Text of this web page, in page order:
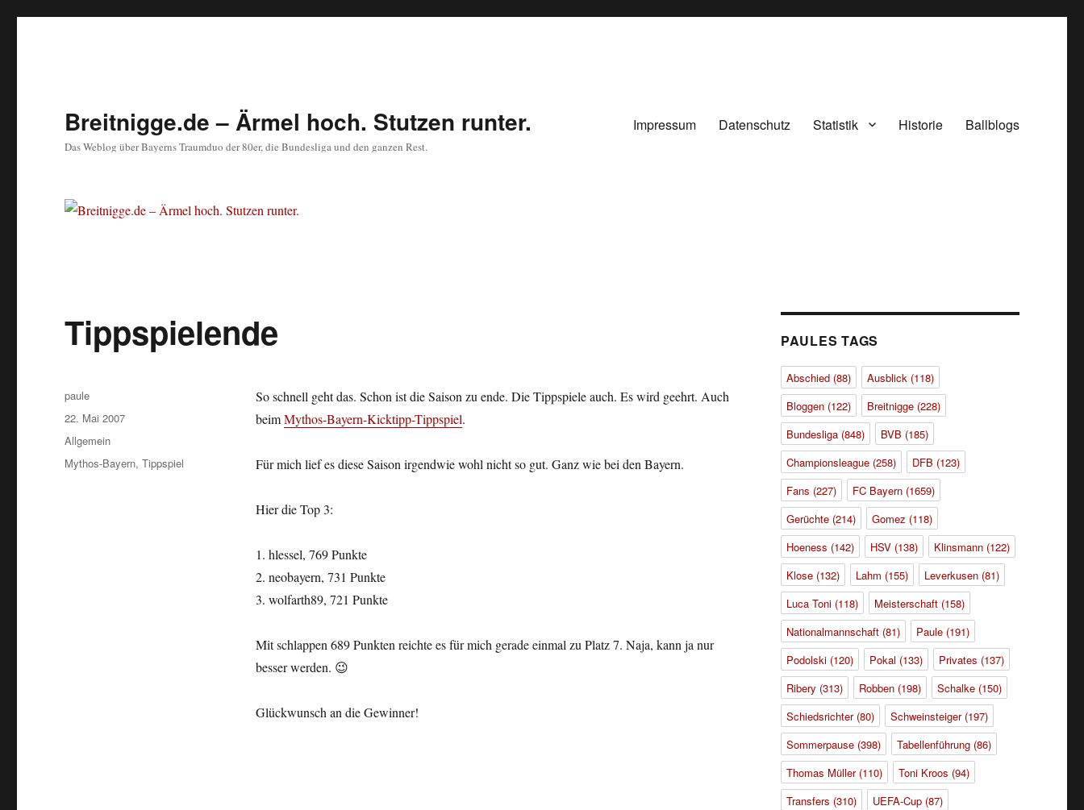
Breitnigge.de – Ärmel hoch. Stutzen runter.
Das Weblog über Bayerns Traumduo der 80er, die Bundesliga und den ganzen Rest.
Impressum Datenschutz Statistik Historie Ballblogs
Tippspielende
So schnell geht das. Schon ist die Saison zu ende. Die Tippspiele auch. Es wird geehrt. Auch
beimMythos-Bayern-Kicktipp-Tippspiel.
Für mich lief es diese Saison irgendwie wohl nicht so gut. Ganz wie bei den Bayern.
Hier die Top 3:
1. hlessel, 769 Punkte
2. neobayern, 731 Punkte
3. wolfarth89, 721 Punkte
Mit schlappen 689 Punkten reichte es für mich gerade einmal zu Platz 7. Naja, kann ja nur
besser werden. 😉
Glückwunsch an die Gewinner!
Autor
paule
Veröffentlicht
am
22. Mai 2007
Kategorien
Allgemein
Schlagwörter
Mythos-Bayern,Tippspiel
PAULES TAGS
Abschied(88) Ausblick(118)
Bloggen(122) Breitnigge(228)
Bundesliga(848) BVB (185)
Championsleague(258) DFB (123)
Fans (227) FC Bayern(1659)
Gerüchte(214) Gomez (118)
Hoeness (142) HSV(138) Klinsmann(122)
Klose(132) Lahm (155) Leverkusen(81)
Luca Toni(118) Meisterschaft(158)
Nationalmannschaft(81) Paule(191)
Podolski(120) Pokal (133) Privates (137)
Ribery (313) Robben(198) Schalke(150)
Schiedsrichter(80) Schweinsteiger(197)
Sommerpause(398) Tabellenführung(86)
Thomas Müller(110) Toni Kroos (94)
Transfers (310) UEFA-Cup(87)